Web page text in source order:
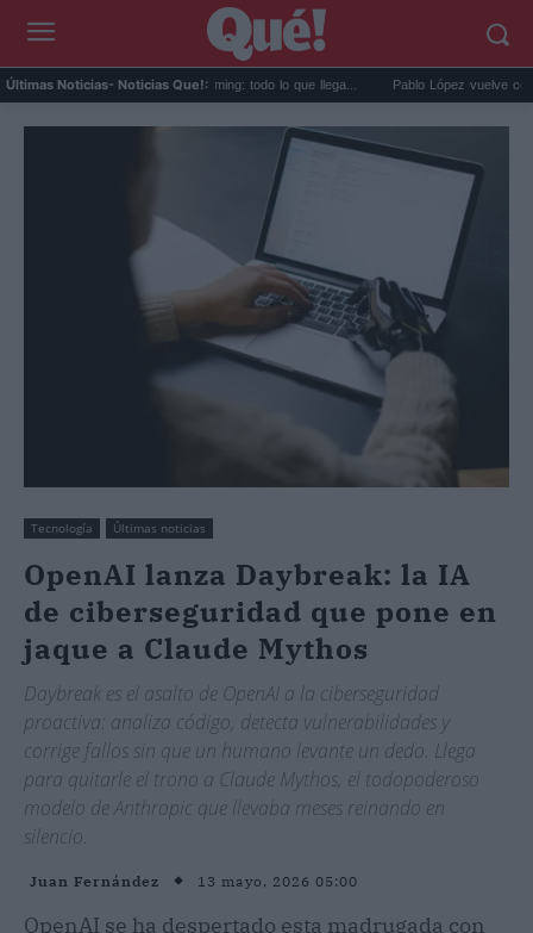
Últimas Noticias- Noticias Que!:
Estrenos de agosto en streaming: todo lo que llega... Pablo López vuelve con 'El
Tecnología Últimas noticias
OpenAI lanza Daybreak: la IA
de ciberseguridad que pone en
jaque a Claude Mythos
Daybreak es el asalto de OpenAI a la ciberseguridad
proactiva: analiza código, detecta vulnerabilidades y
corrige fallos sin que un humano levante un dedo. Llega
para quitarle el trono a Claude Mythos, el todopoderoso
modelo de Anthropic que llevaba meses reinando en
silencio.
Juan Fernández 13 mayo, 2026 05:00
OpenAI se ha despertado esta madrugada con